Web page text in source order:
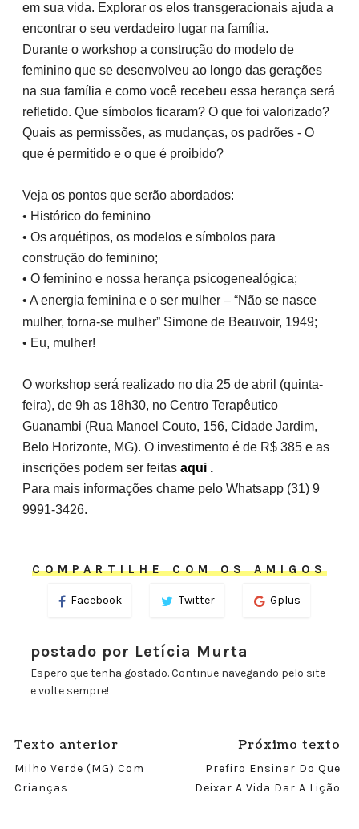
em sua vida. Explorar os elos transgeracionais ajuda a
encontrar o seu verdadeiro lugar na família.
Durante o workshop a construção do modelo de
feminino que se desenvolveu ao longo das gerações
na sua família e como você recebeu essa herança será
refletido. Que símbolos ficaram? O que foi valorizado?
Quais as permissões, as mudanças, os padrões - O
que é permitido e o que é proibido?
Veja os pontos que serão abordados:
• Histórico do feminino
• Os arquétipos, os modelos e símbolos para
construção do feminino;
• O feminino e nossa herança psicogenealógica;
• A energia feminina e o ser mulher – “Não se nasce
mulher, torna-se mulher” Simone de Beauvoir, 1949;
• Eu, mulher!
O workshop será realizado no dia 25 de abril (quinta-
feira), de 9h as 18h30, no Centro Terapêutico
Guanambi (Rua Manoel Couto, 156, Cidade Jardim,
Belo Horizonte, MG). O investimento é de R$ 385 e as
inscrições podem ser feitas aqui .
Para mais informações chame pelo Whatsapp (31) 9
9991-3426.
COMPARTILHE COM OS AMIGOS
Facebook Twitter Gplus
postado por Letícia Murta
Espero que tenha gostado. Continue navegando pelo site
e volte sempre!
Texto anterior
Milho Verde (MG) Com
Crianças
Próximo texto
Prefiro Ensinar Do Que
Deixar A Vida Dar A Lição